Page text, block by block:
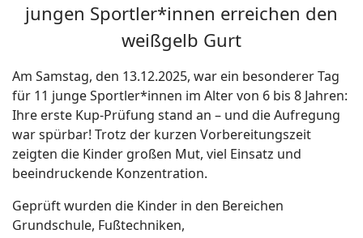
jungen Sportler*innen erreichen den
weißgelb Gurt
Am Samstag, den 13.12.2025, war ein besonderer Tag
für 11 junge Sportler*innen im Alter von 6 bis 8 Jahren:
Ihre erste Kup-Prüfung stand an – und die Aufregung
war spürbar! Trotz der kurzen Vorbereitungszeit
zeigten die Kinder großen Mut, viel Einsatz und
beeindruckende Konzentration.
Geprüft wurden die Kinder in den Bereichen
Grundschule, Fußtechniken,